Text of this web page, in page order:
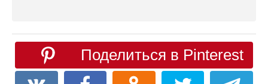
Поделиться в Pinterest